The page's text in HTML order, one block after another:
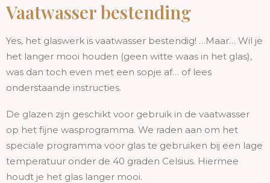
Vaatwasser bestending
Yes, het glaswerk is vaatwasser bestendig! …Maar… Wil je
het langer mooi houden (geen witte waas in het glas),
was dan toch even met een sopje af… of lees
onderstaande instructies.
De glazen zijn geschikt voor gebruik in de vaatwasser
op het fijne wasprogramma. We raden aan om het
speciale programma voor glas te gebruiken bij een lage
temperatuur onder de 40 graden Celsius. Hiermee
houdt je het glas langer mooi.